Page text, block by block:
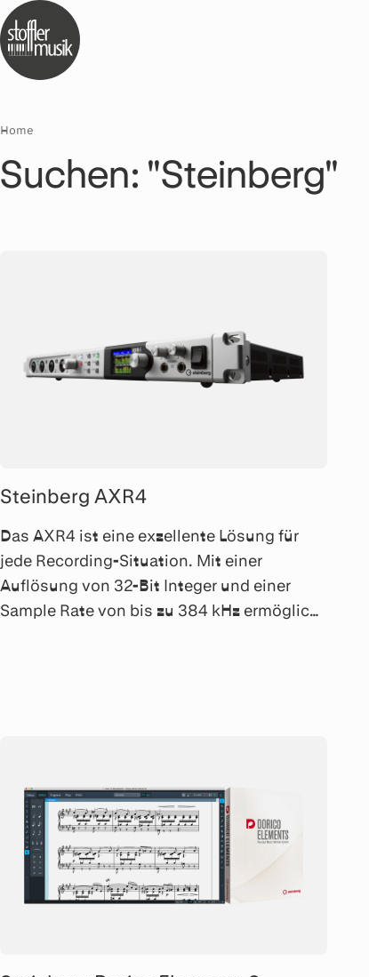
Home
Suchen: "Steinberg"
Steinberg AXR4
Das AXR4 ist eine exzellente Lösung für
jede Recording-Situation. Mit einer
Auflösung von 32-Bit Integer und einer
Sample Rate von bis zu 384 kHz ermöglicht